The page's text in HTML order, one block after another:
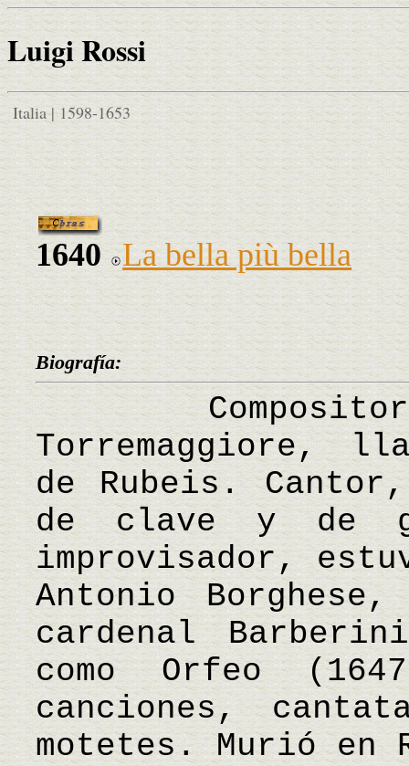
Luigi Rossi
Italia | 1598-1653
1640 La bella più bella
Biografía:
Compositor
Torremaggiore,
de Rubeis.
de clave y de
improvisador,
Antonio
cardenal
como Orfeo
canciones,
motetes. Murió en